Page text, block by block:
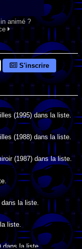
animé ?
S'inscrire
(1995) dans la liste.
(1988) dans la liste.
(1987) dans la liste.
la liste.
liste.
dans la liste.